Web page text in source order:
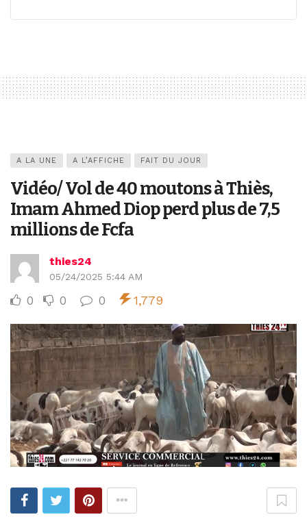
A LA UNE A L’AFFICHE FAIT DU JOUR
Vidéo/ Vol de 40 moutons à Thiès,
Imam Ahmed Diop perd plus de 7,5
millions de Fcfa
thies24
05/24/2025 5:44 AM
0 0 0 1,779